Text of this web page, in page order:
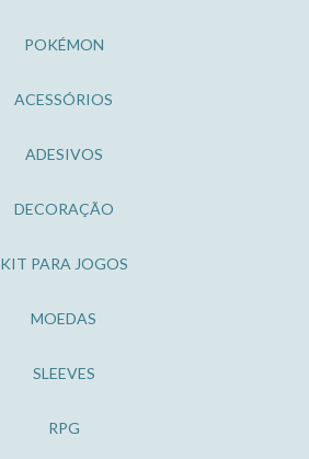
POKÉMON
ACESSÓRIOS
ADESIVOS
DECORAÇÃO
KIT PARA JOGOS
MOEDAS
SLEEVES
RPG